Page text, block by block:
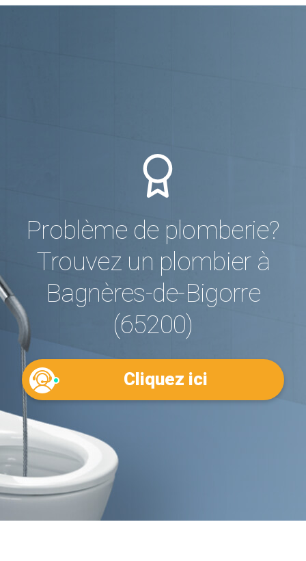
Problème de plomberie?
Trouvez un plombier à
Bagnères-de-Bigorre
(65200)
Cliquez ici